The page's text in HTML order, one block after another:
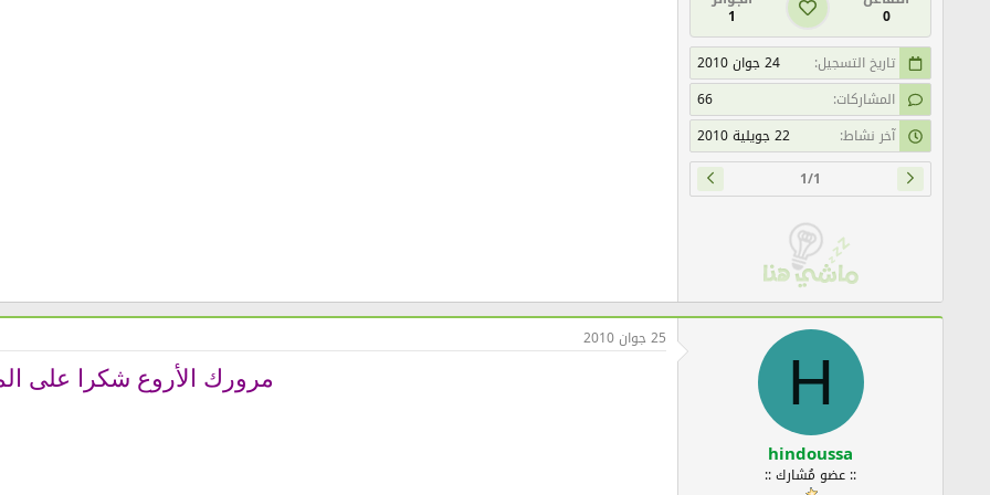
0
1
تاريخ التسجيل
24 جوان 2010
المشاركات
66
آخر نشاط
22 جويلية 2010
1/1
H
hindoussa
:: عضو مُشارك ::
25 جوان 2010
مرورك الأروع شكرا على